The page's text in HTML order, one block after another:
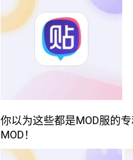
你以为这些都是MOD服的
MOD！